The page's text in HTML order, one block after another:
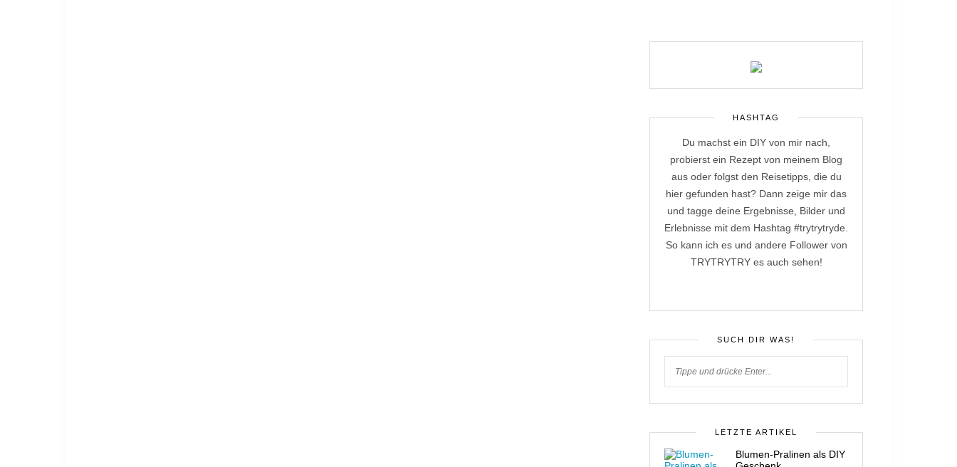
HASHTAG
Du machst ein DIY von mir nach,
probierst ein Rezept von meinem Blog
aus oder folgst den Reisetipps, die du
hier gefunden hast? Dann zeige mir das
und tagge deine Ergebnisse, Bilder und
Erlebnisse mit dem Hashtag #trytrytryde.
So kann ich es und andere Follower von
TRYTRYTRY es auch sehen!
SUCH DIR WAS!
LETZTE ARTIKEL
Blumen-Pralinen als DIY